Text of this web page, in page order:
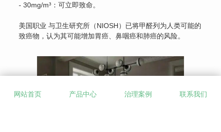
- 30mg/m³：可立即致命。
美国职业 与卫生研究所（NIOSH）已将甲醛列为人类可能的
致癌物，认为其可能增加胃癌、鼻咽癌和肺癌的风险。
网站首页 产品中心 治理案例 联系我们